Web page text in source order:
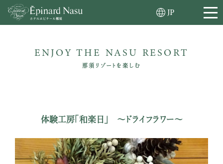
JP
ENJOY THE NASU RESORT
那須リゾートを楽しむ
体験工房「和楽日」 ～ドライフラワー～